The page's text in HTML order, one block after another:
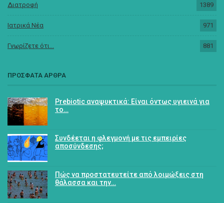
Διατροφή 1389
Ιατρικά Νέα 971
Γνωρίζετε ότι... 881
ΠΡΟΣΦΑΤΑ ΑΡΘΡΑ
Prebiotic αναψυκτικά: Είναι όντως υγιεινά για
το…
Συνδέεται η φλεγμονή με τις εμπειρίες
αποσύνδεσης;
Πώς να προστατευτείτε από λοιμώξεις στη
θάλασσα και την…